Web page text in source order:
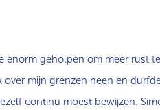
enorm geholpen om meer rust
mijn grenzen heen en
continu moest bewijzen.